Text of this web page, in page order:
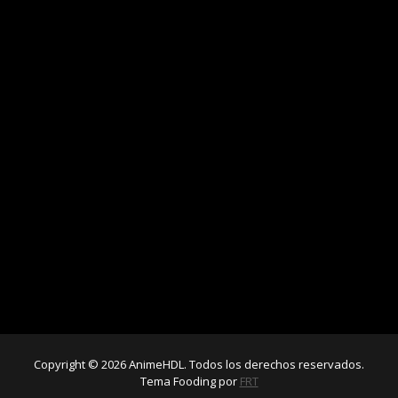
Copyright © 2026 AnimeHDL. Todos los derechos reservados.
Tema Fooding por FRT